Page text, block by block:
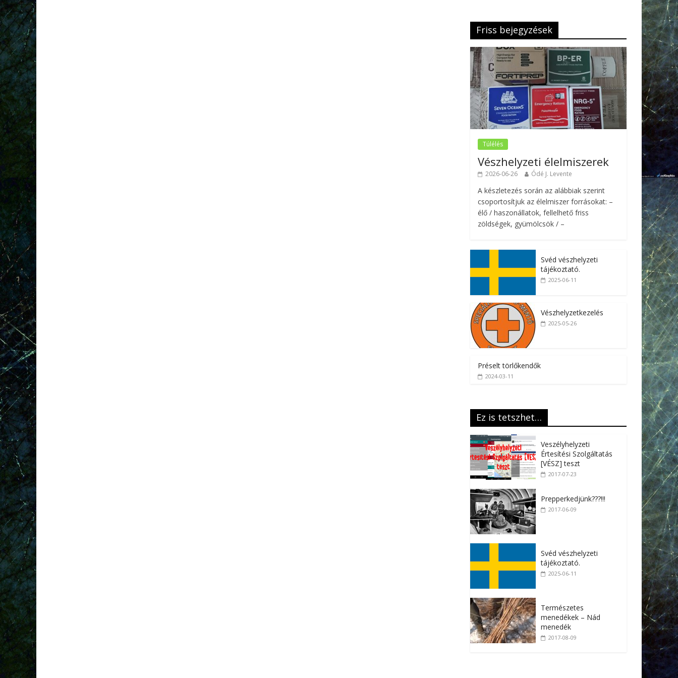
Friss bejegyzések
Túlélés
Vészhelyzeti élelmiszerek
2026-06-26 Ódé J. Levente
A készletezés során az alábbiak szerint
csoportosítjuk az élelmiszer forrásokat: –
élő / haszonállatok, fellelhető friss
zöldségek, gyümölcsök / –
Svéd vészhelyzeti
tájékoztató.
2025-06-11
Vészhelyzetkezelés
2025-05-26
Préselt törlőkendők
2024-03-11
Ez is tetszhet…
Veszélyhelyzeti
Értesítési Szolgáltatás
[VÉSZ] teszt
2017-07-23
Prepperkedjünk???!!!
2017-06-09
Svéd vészhelyzeti
tájékoztató.
2025-06-11
Természetes
menedékek – Nád
menedék
2017-08-09